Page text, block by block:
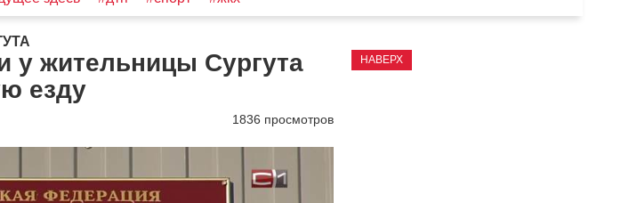
у жительницы Сургута
езду
1836 просмотров
НАВЕРХ